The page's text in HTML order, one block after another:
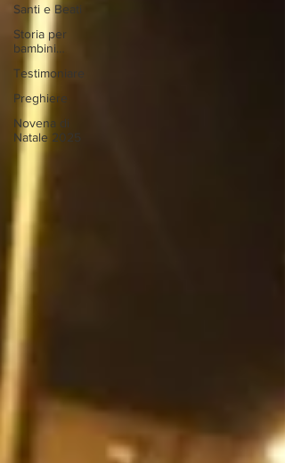
Santi e Beati
Storia per
bambini…
Testimoniare
Preghiere
Novena di
Natale 2025